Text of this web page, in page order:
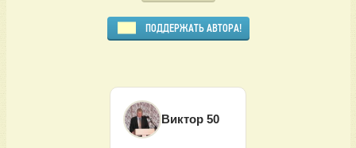
ПОДДЕРЖАТЬ АВТОРА!
Виктор 50